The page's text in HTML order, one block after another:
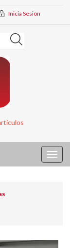
Inicia Sesión